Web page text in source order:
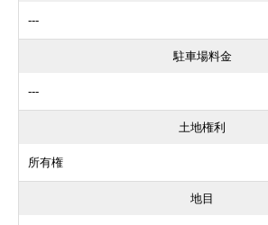
---
駐車場料金
---
土地権利
所有権
地目